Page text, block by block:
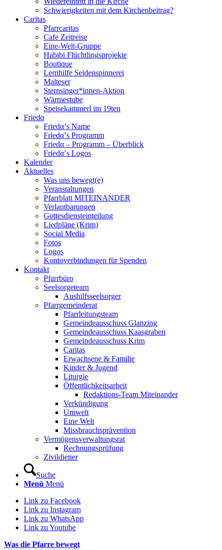
Schwierigkeiten mit dem Kirchenbeitrag?
Caritas
Pfarrcaritas
Cafe Zeitreise
Eine-Welt-Gruppe
Habibi Flüchtlingsprojekte
Boutique
Lernhilfe Seidenspinnerei
Malteser
Sternsinger*innen-Aktion
Wärmestube
Speisekammerl im 19ten
Friedα
Friedα’s Name
Friedα’s Programm
Friedα – Programm – Überblick
Friedα’s Logos
Kalender
Aktuelles
Was uns bewegt(e)
Veranstaltungen
Pfarrblatt MITEINANDER
Verlautbarungen
Gottesdiensteinteilung
Liedpläne (Krim)
Social Media
Fotos
Logos
Kontoverbindungen für Spenden
Kontakt
Pfarrbüro
Seelsorgeteam
Aushilfsseelsorger
Pfarrgemeinderat
Pfarrleitungsteam
Gemeindeausschuss Glanzing
Gemeindeausschuss Kaasgraben
Gemeindeausschuss Krim
Caritas
Erwachsene & Familie
Kinder & Jugend
Liturgie
Öffentlichkeitsarbeit
Redaktions-Team Miteinander
Verkündigung
Umwelt
Eine Welt
Missbrauchsprävention
Vermögensverwaltungsrat
Rechnungsprüfung
Zivildiener
Suche
Menü Menü
Link zu Facebook
Link zu Instagram
Link zu WhatsApp
Link zu Youtube
Was die Pfarre bewegt